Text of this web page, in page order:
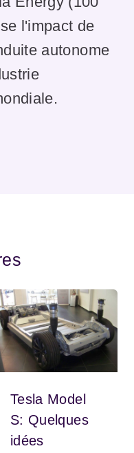
l'impact de
autonome
Tesla Model
S: Quelques
idées